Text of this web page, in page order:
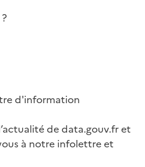
d'information
de data.gouv.fr et
à notre infolettre et